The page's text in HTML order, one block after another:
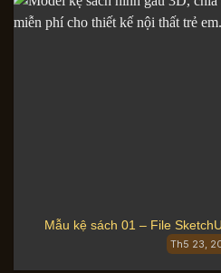
Mẫu kệ sách 01 – File
Th5 23,